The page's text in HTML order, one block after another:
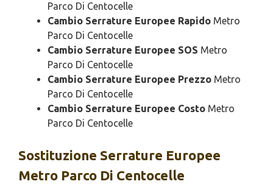
Parco Di Centocelle
Cambio Serrature Europee Rapido Metro
Parco Di Centocelle
Cambio Serrature Europee SOS Metro
Parco Di Centocelle
Cambio Serrature Europee Prezzo Metro
Parco Di Centocelle
Cambio Serrature Europee Costo Metro
Parco Di Centocelle
Sostituzione Serrature Europee
Metro Parco Di Centocelle